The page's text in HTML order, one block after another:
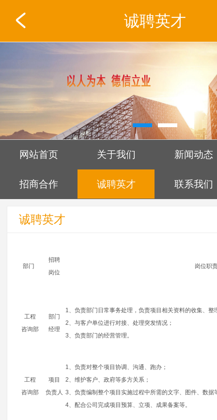
诚聘英才
网站首页 关于我们 新闻动态
招商合作 诚聘英才 联系我们
诚聘英才
部门
招聘
岗位
岗位职
工程
咨询部
部门
经理
1、负责部门日常事务处理，负责项目相关资料的收集、整
2、与客户单位进行对接、处理突发情况；
3、负责部门的经营管理。
工程
咨询部
项目
负责人
1、负责对整个项目协调、沟通、跑办；
2、维护客户、政府等多方关系；
3、负责编制整个项目实施过程中所需的文字、图件、数据
4、配合公司完成项目预算、立项、成果备案等。
案例展示